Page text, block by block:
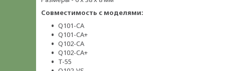
Совместимость с моделями:
Q101-CA
Q101-CA+
Q102-CA
Q102-CA+
T-55